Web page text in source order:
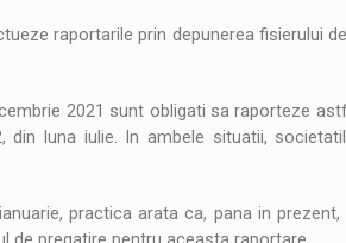
raportarile prin depunerea fisierului
2021 sunt obligati sa raporteze
luna iulie. In ambele situatii,
practica arata ca, pana in